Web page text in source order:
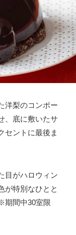
洋梨のコンポー
、底に敷いたサ
セントに最後ま
目がハロウィン
が特別なひとと
期間中30室限